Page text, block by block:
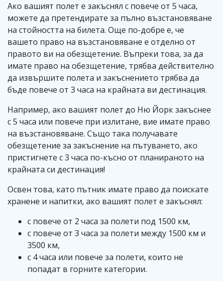
Ако вашият полет е закъснял с повече от 5 часа,
можете да претендирате за пълно възстановяване
на стойността на билета. Още по-добре е, че
вашето право на възстановяване е отделно от
правото ви на обезщетение. Въпреки това, за да
имате право на обезщетение, трябва действително
да извършите полета и закъснението трябва да
бъде повече от 3 часа на крайната ви дестинация.
Например, ако вашият полет до Ню Йорк закъснее
с 5 часа или повече при излитане, вие имате право
на възстановяване. Също така получавате
обезщетение за закъснение на пътуването, ако
пристигнете с 3 часа по-късно от планираното на
крайната си дестинация!
Освен това, като пътник имате право да поискате
хранене и напитки, ако вашият полет е закъснял:
с повече от 2 часа за полети под 1500 км,
с повече от 3 часа за полети между 1500 км и
3500 км,
с 4 часа или повече за полети, които не
попадат в горните категории.